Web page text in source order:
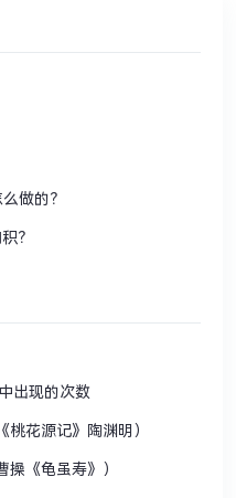
做的？
？
出现的次数
桃花源记》陶渊明）
操《龟虽寿》）